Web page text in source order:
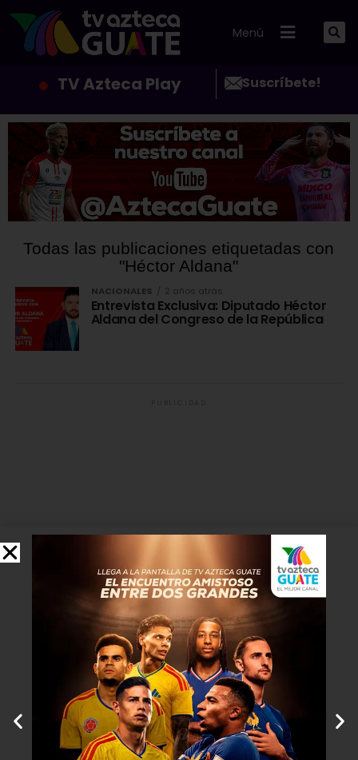
Menú
TV Azteca Play Suscríbete!
Todas las publicaciones etiquetadas con
"Héctor Aldana"
NACIONALES 2 años atrás
Entrevista Exclusiva: Diputado Héctor
Aldana del Congreso de la República